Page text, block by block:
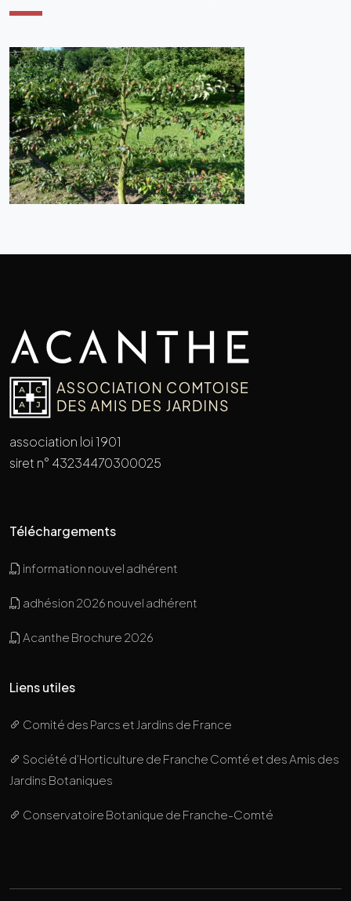
association loi 1901
siret n° 43234470300025
Téléchargements
information nouvel adhérent
adhésion 2026 nouvel adhérent
Acanthe Brochure 2026
Liens utiles
Comité des Parcs et Jardins de France
Société d’Horticulture de Franche Comté et des Amis des
Jardins Botaniques
Conservatoire Botanique de Franche-Comté